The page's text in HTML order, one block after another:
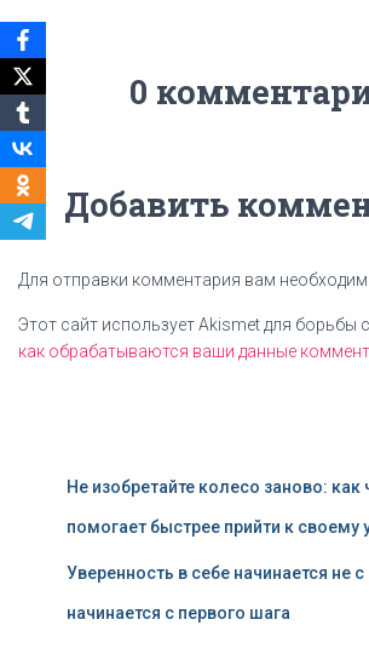
0
Добавить
Для отправки комментария вам
Этот сайт использует Akismet для борьбы
как обрабатываются ваши данные
Не изобретайте колесо заново:
помогает быстрее прийти к своему
Уверенность в себе начинается не
начинается с первого шага